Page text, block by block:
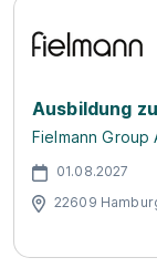
Ausbildung
Fielmann Group
01.08.2027
22609